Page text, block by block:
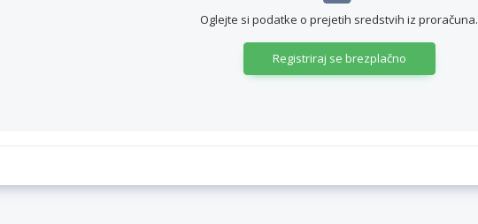
Oglejte si podatke o prejetih sredstvih iz proračuna.
Registriraj se brezplačno